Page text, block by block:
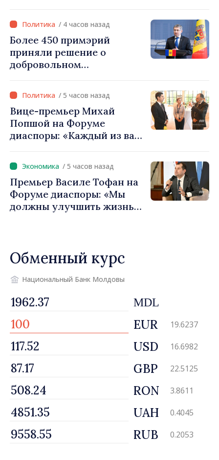
уверенность в том, что
Республика Молдова
движется в правильном
направлении»
/ 4 часов назад
Более 450 примэрий
приняли решение о
добровольном
фонды для инвестиций.
Игорь Гросу: «Важно
преодолеть препятствия и
дать населённым пунктам
шанс развиваться»
/ 5 часов назад
Вице-премьер Михай
Попшой на Форуме
диаспоры: «Каждый из вас
вносит вклад в
продвижение имиджа
Республики Молдова»
/ 5 часов назад
Премьер Василе Тофан на
Форуме диаспоры: «Мы
должны улучшить жизнь
Обменный курс
Национальный Банк Молдовы
MDL
EUR 19.6237
USD 16.6982
GBP 22.5125
RON 3.8611
UAH 0.4045
RUB 0.2053